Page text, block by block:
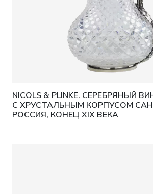
NICOLS & PLINKE. СЕРЕБРЯНЫЙ
С ХРУСТАЛЬНЫМ КОРПУСОМ
РОССИЯ, КОНЕЦ XIX ВЕКА